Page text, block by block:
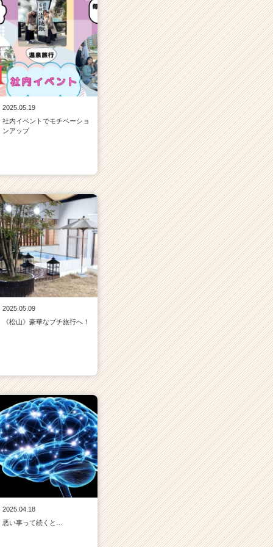
2025.05.19
社内イベントでモチベーショ
ンアップ
2025.05.09
《松山》豪華なプチ旅行へ！
2025.04.18
悪い事って続くと…